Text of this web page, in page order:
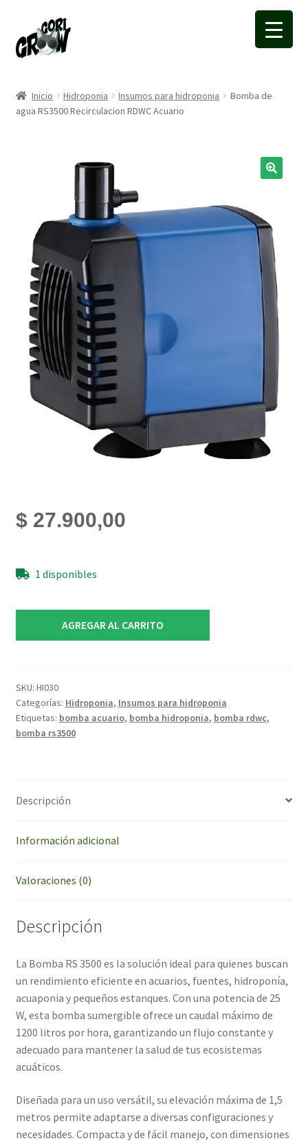
a
la
a
la
Inicio Hidroponia Insumos para hidroponia
Bomba de
agua RS3500 Recirculacion RDWC Acuario
$27.900,00
1 disponibles
Recirculacion
RDWC
Acuario
cantidad
AGREGAR AL CARRITO
SKU: HI030
Categorías: Hidroponia, Insumos para hidroponia
Etiquetas: bomba acuario, bomba hidroponia, bomba rdwc,
bomba rs3500
Descripción
Información adicional
Valoraciones (0)
Descripción
La Bomba RS 3500 es la solución ideal para quienes buscan
un rendimiento eficiente en acuarios, fuentes, hidroponía,
acuaponia y pequeños estanques. Con una potencia de 25
W, esta bomba sumergible ofrece un caudal máximo de
1200 litros por hora, garantizando un flujo constante y
adecuado para mantener la salud de tus ecosistemas
acuáticos.
Diseñada para un uso versátil, su elevación máxima de 1,5
metros permite adaptarse a diversas configuraciones y
necesidades. Compacta y de fácil manejo, con dimensiones